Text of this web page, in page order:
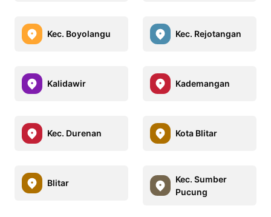
Kec. Boyolangu Kec. Rejotangan
Kalidawir Kademangan
Kec. Durenan Kota Blitar
Blitar
Kec. Sumber
Pucung